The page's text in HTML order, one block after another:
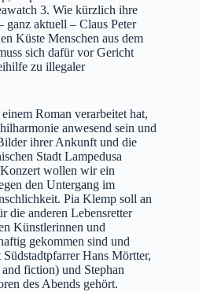
3. Wie kürzlich ihre
aktuell – Claus Peter
Küste Menschen aus dem
sich dafür vor Gericht
zu illegaler
Roman verarbeitet hat,
anwesend sein und
ihrer Ankunft und die
Stadt Lampedusa
wollen wir ein
den Untergang im
Pia Klemp soll an
die anderen Lebensretter
Künstlerinnen und
gekommen sind und
Hans Mörtter,
fiction) und Stephan
des Abends gehört.